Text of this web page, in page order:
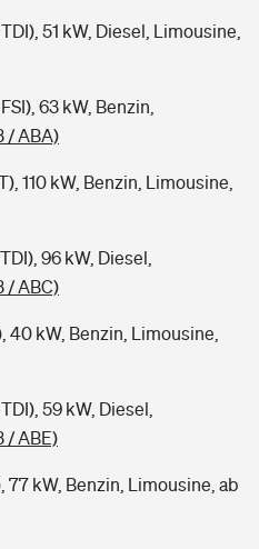
51 kW, Diesel, Limousine,
63 kW, Benzin,
/ ABA)
110 kW, Benzin, Limousine,
96 kW, Diesel,
/ ABC)
40 kW, Benzin, Limousine,
59 kW, Diesel,
/ ABE)
77 kW, Benzin, Limousine, ab